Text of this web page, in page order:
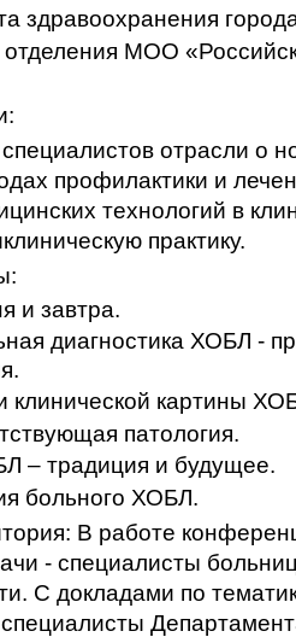
здравоохранения
отделения МОО
отрасли о
профилактики и
технологий в
клиническую практику.
и завтра.
диагностика ХОБЛ -
клинической картины
патология.
– традиция и будущее.
больного ХОБЛ.
: В работе
- специалисты
С докладами по